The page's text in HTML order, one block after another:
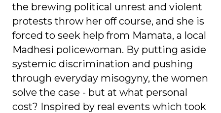
the brewing political unrest and violent
protests throw her off course, and she is
forced to seek help from Mamata, a local
Madhesi policewoman. By putting aside
systemic discrimination and pushing
through everyday misogyny, the women
solve the case - but at what personal
cost? Inspired by real events which took